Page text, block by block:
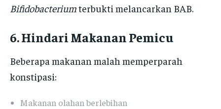
Bifidobacteriumterbukti melancarkan BAB.
6. Hindari Makanan Pemicu
Beberapa makanan malah memperparah
konstipasi:
Makanan olahan berlebihan